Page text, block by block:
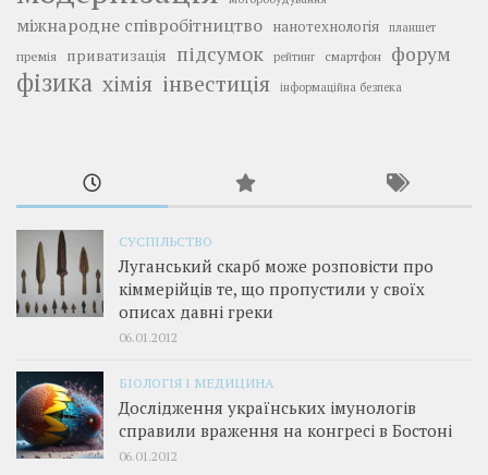
міжнародне співробітництво нанотехнологія планшет
премія приватизація підсумок рейтинг смартфон форум
фізика хімія інвестиція інформаційна безпека
СУСПІЛЬСТВО
Луганський скарб може розповісти про
кіммерійців те, що пропустили у своїх
описах давні греки
06.01.2012
БІОЛОГІЯ І МЕДИЦИНА
Дослідження українських імунологів
справили враження на конгресі в Бостоні
06.01.2012